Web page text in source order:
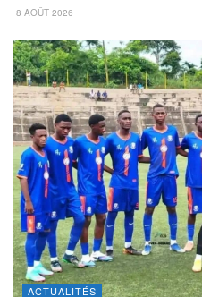
8 AOÛT 2026
ACTUALITÉS